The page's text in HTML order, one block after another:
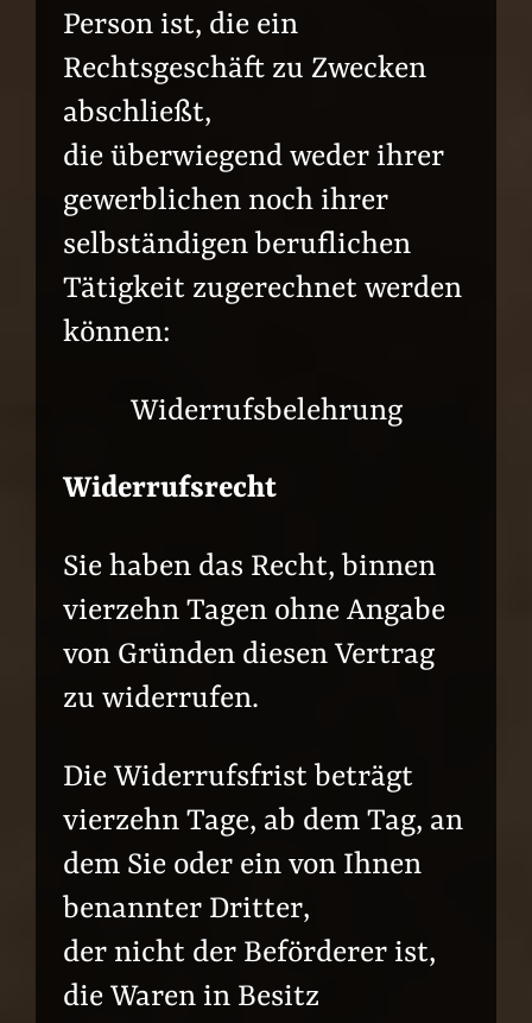
Person ist, die ein
Rechtsgeschäft zu Zwecken
abschließt,
die überwiegend weder ihrer
gewerblichen noch ihrer
selbständigen beruflichen
Tätigkeit zugerechnet werden
können:
Widerrufsbelehrung
Widerrufsrecht
Sie haben das Recht, binnen
vierzehn Tagen ohne Angabe
von Gründen diesen Vertrag
zu widerrufen.
Die Widerrufsfrist beträgt
vierzehn Tage, ab dem Tag, an
dem Sie oder ein von Ihnen
benannter Dritter,
der nicht der Beförderer ist,
die Waren in Besitz